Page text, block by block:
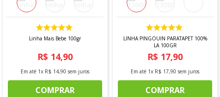
Linha Mais Bebe 100gr
R$ 14,90
Em até 1x R$ 14,90 sem juros
COMPRAR
LINHA PINGOUIN PARATAPET 100%
LA 100GR
R$ 17,90
Em até 1x R$ 17,90 sem juros
COMPRAR